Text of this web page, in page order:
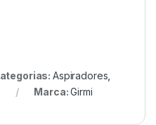
Aspiradores
Marca:Girmi